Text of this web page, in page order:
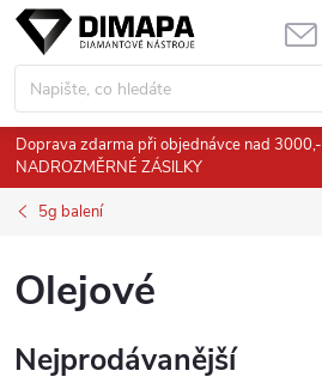
Přejít
obsah
Doprava zdarma při objednávce nad 3000,-
NADROZMĚRNÉ ZÁSILKY
5g balení
Olejové
Nejprodávanější